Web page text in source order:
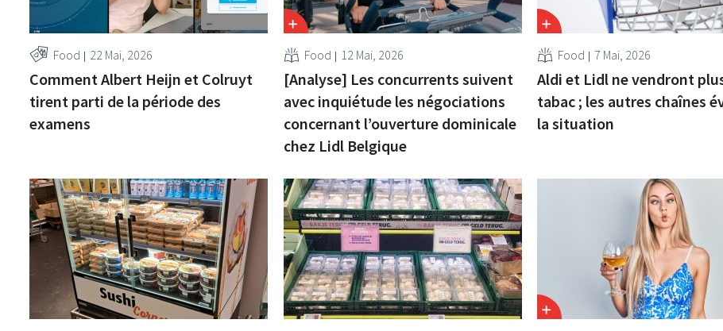
Food 22 Mai, 2026
Comment Albert Heijn et Colruyt
tirent parti de la période des
examens
Food 12 Mai, 2026
[Analyse] Les concurrents suivent
avec inquiétude les négociations
concernant l’ouverture dominicale
chez Lidl Belgique
Food 7 Mai, 2026
Aldi et Lidl ne vendront
tabac ; les autres chaînes
la situation